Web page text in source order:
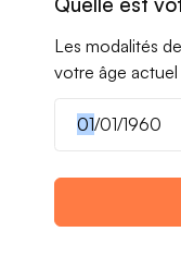
Les modalités
votre âge actuel